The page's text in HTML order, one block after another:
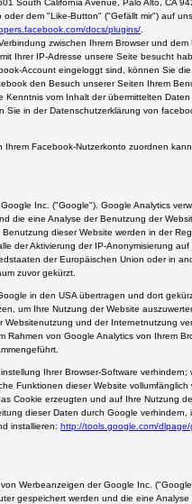
South California Avenue, Palo Alto, CA
dem "Like-Button" ("Gefällt mir") auf
docs/plugins/
zwischen Ihrem Browser und dem
Ihrer IP-Adresse unsere Seite besucht
Account eingeloggt sind, können Sie
den Besuch unserer Seiten Ihrem
vom Inhalt der übermittelten Daten
Sie in der Datenschutzerklärung von
Facebook-Nutzerkonto zuordnen
Inc. ("Google"). Google Analytics
die eine Analyse der Benutzung der
dieser Website werden in der
der Aktivierung der IP-Anonymisierung auf
der Europäischen Union oder in
zuvor gekürzt.
in den USA übertragen und dort
um Ihre Nutzung der Website
Websitenutzung und der Internetnutzung
Rahmen von Google Analytics von Ihrem
Ihrer Browser-Software verhindern;
Funktionen dieser Website vollumfänglich
Cookie erzeugten und auf Ihre Nutzung
dieser Daten durch Google verhindern,
installieren: http://tools.google.com/
Werbeanzeigen der Google Inc.
gespeichert werden und die eine Analyse